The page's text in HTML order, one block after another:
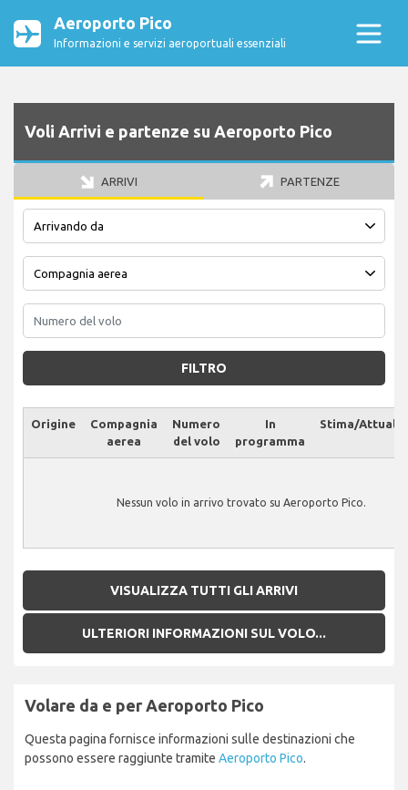
Aeroporto Pico
Informazioni e servizi aeroportuali essenziali
Voli Arrivi e partenze su Aeroporto Pico
ARRIVI PARTENZE
FILTRO
Origine
Compagnia
aerea
Numero
del volo
In
programma
Stima/Attuale
Nessun volo in arrivo trovato su Aeroporto Pico.
VISUALIZZA TUTTI GLI ARRIVI
ULTERIORI INFORMAZIONI SUL VOLO...
Volare da e per Aeroporto Pico
Questa pagina fornisce informazioni sulle destinazioni che
possono essere raggiunte tramite Aeroporto Pico.